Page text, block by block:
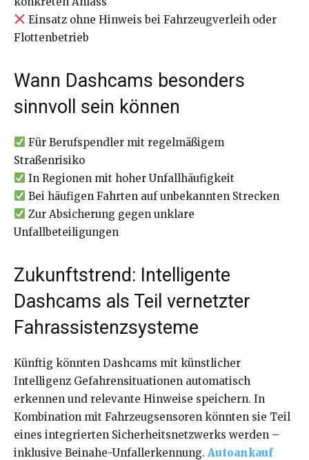
Einsatz ohne Hinweis bei Fahrzeugverleih oder
Flottenbetrieb
Wann Dashcams besonders
sinnvoll sein können
Für Berufspendler mit regelmäßigem
Straßenrisiko
In Regionen mit hoher Unfallhäufigkeit
Bei häufigen Fahrten auf unbekannten Strecken
Zur Absicherung gegen unklare
Unfallbeteiligungen
Zukunftstrend: Intelligente
Dashcams als Teil vernetzter
Fahrassistenzsysteme
Künftig könnten Dashcams mit künstlicher
Intelligenz Gefahrensituationen automatisch
erkennen und relevante Hinweise speichern. In
Kombination mit Fahrzeugsensoren könnten sie Teil
eines integrierten Sicherheitsnetzwerks werden –
inklusive Beinahe-Unfallerkennung. Autoankauf